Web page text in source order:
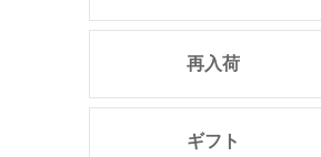
再入荷
ギフト